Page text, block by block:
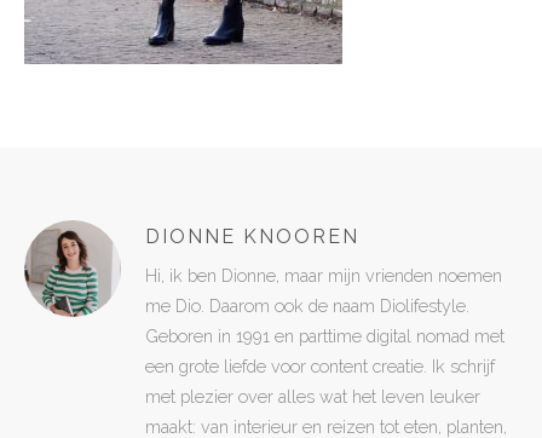
DIONNE KNOOREN
Hi, ik ben Dionne, maar mijn vrienden noemen
me Dio. Daarom ook de naam Diolifestyle.
Geboren in 1991 en parttime digital nomad met
een grote liefde voor content creatie. Ik schrijf
met plezier over alles wat het leven leuker
maakt: van interieur en reizen tot eten, planten,